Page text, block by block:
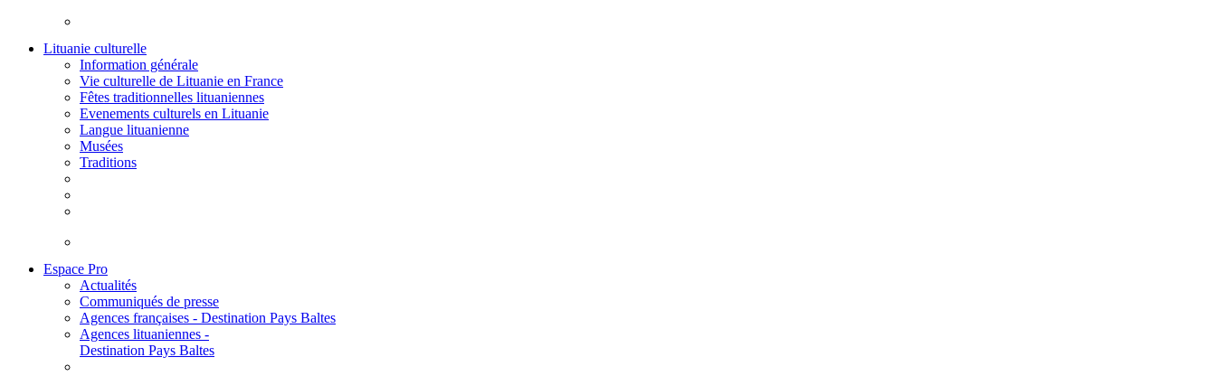
Lituanie culturelle
Information générale
Vie culturelle de Lituanie en France
Fêtes traditionnelles lituaniennes
Evenements culturels en Lituanie
Langue lituanienne
Musées
Traditions
Espace Pro
Actualités
Communiqués de presse
Agences françaises - Destination Pays Baltes
Agences lituaniennes -
Destination Pays Baltes